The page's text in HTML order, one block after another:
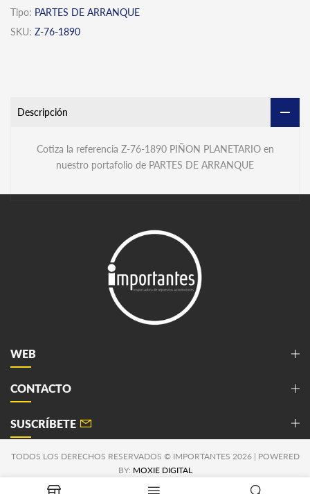
Tipo: PARTES DE ARRANQUE
SKU: Z-76-1890
Descripción
Cotiza la referencia Z-76-1890 PIÑON PLANETARIO en
nuestro portafolio de PARTES DE ARRANQUE
WEB
CONTACTO
SUSCRÍBETE
TODOS LOS DERECHOS RESERVADOS © IMPORTANTES 2026 | POWERED
BY: MOXIE DIGITAL